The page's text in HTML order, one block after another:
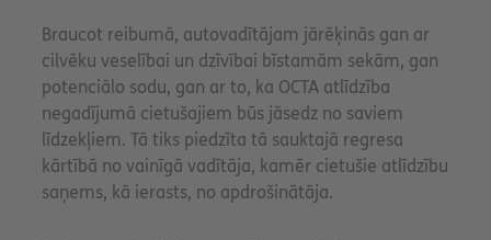
Braucot reibumā, autovadītājam jārēķinās gan ar
cilvēku veselībai un dzīvībai bīstamām sekām, gan
potenciālo sodu, gan ar to, ka OCTA atlīdzība
negadījumā cietušajiem būs jāsedz no saviem
līdzekļiem. Tā tiks piedzīta tā sauktajā regresa
kārtībā no vainīgā vadītāja, kamēr cietušie atlīdzību
saņems, kā ierasts, no apdrošinātāja.